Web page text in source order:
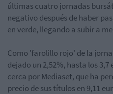
últimas cuatro jornadas
negativo después de haber
en verde, llegando a subir a
Como 'farolillo rojo' de la
dejado un 2,52%, hasta los
cerca por Mediaset, que ha
precio de sus títulos en 9,11